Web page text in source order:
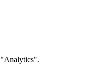
"Analytics".